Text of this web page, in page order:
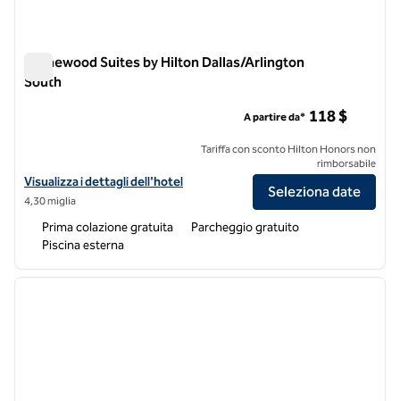
Homewood Suites by Hilton Dallas/Arlington
South
Visualizza i dettagli dell'hotel Homewood Suites by Hilton Dallas/
Visualizza i dettagli dell'hotel
4,30 miglia
A partire da* 118 $
Tariffa con sconto Hilton Honors non
rimborsabile
Seleziona date
Prima colazione gratuita
Parcheggio gratuito
Piscina esterna
1 di 12